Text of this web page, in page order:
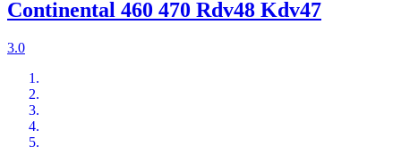
Continental 460 470 Rdv48 Kdv47
3.0